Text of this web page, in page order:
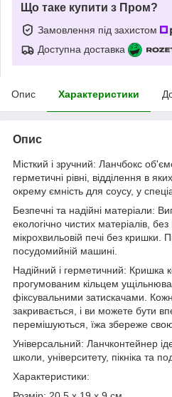
Що таке купити з Пром?
Замовлення під захистом
Доступна доставка
Опис Характеристики
Опис
Місткий і зручний: Ланчбокс
герметичні рівні, відділення в
окрему ємність для соусу, у
Безпечні та надійні матеріали:
екологічно чистих матеріалів,
мікрохвильовій печі без кришки.
посудомийній машині.
Надійний і герметичний: Кришка
прогумованим кільцем
фіксувальними затискачами.
закривається, і ви можете бути
перемішуються, їжа збереже свою
Універсальний: Ланчконтейнер
школи, університету, пікніка та
Характеристики: